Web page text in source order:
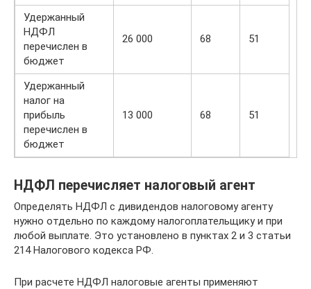
Удержанный
НДФЛ
перечислен в
бюджет
26 000 68 51
Удержанный
налог на
прибыль
перечислен в
бюджет
13 000 68 51
НДФЛ перечисляет налоговый агент
Определять НДФЛ с дивидендов налоговому агенту
нужно отдельно по каждому налогоплательщику и при
любой выплате. Это установлено в пунктах 2 и 3 статьи
214 Налогового кодекса РФ.
При расчете НДФЛ налоговые агенты применяют